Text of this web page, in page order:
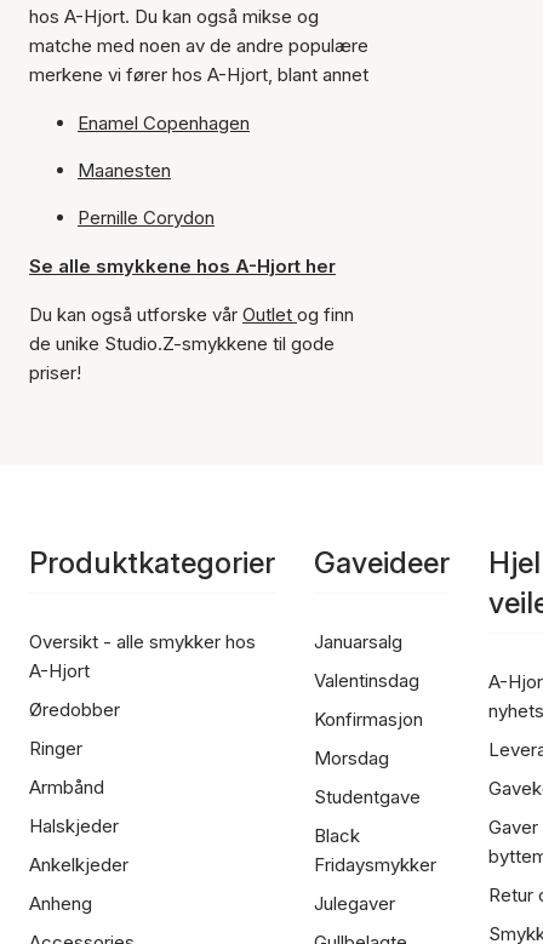
hos A-Hjort. Du kan også mikse og
matche med noen av de andre populære
merkene vi fører hos A-Hjort, blant annet
Enamel Copenhagen
Maanesten
Pernille Corydon
Se alle smykkene hos A-Hjort her
Du kan også utforske vår Outlet og finn
de unike Studio.Z-smykkene til gode
priser!
Produktkategorier
Oversikt - alle smykker hos
A-Hjort
Øredobber
Ringer
Armbånd
Halskjeder
Ankelkjeder
Anheng
Gaveideer
Januarsalg
Valentinsdag
Konfirmasjon
Morsdag
Studentgave
Black
Fridaysmykker
Julegaver
A-
Retur